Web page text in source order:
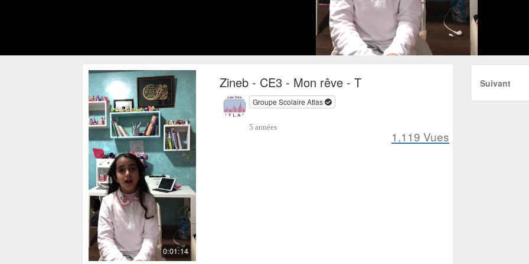
0:01:14
Zineb - CE3 - Mon rêve - T
Groupe Scolaire Atlas
5 années
1,119 Vues
Suivant